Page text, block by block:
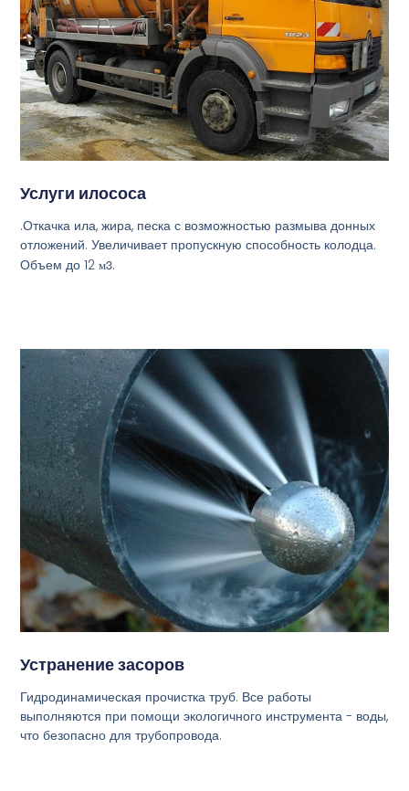
Услуги илососа
.Откачка ила, жира, песка с возможностью размыва донных
отложений. Увеличивает пропускную способность колодца.
Объем до 12м3.
Устранение засоров
Гидродинамическая прочистка труб. Все работы
выполняются при помощи экологичного инструмента - воды,
что безопасно для трубопровода.